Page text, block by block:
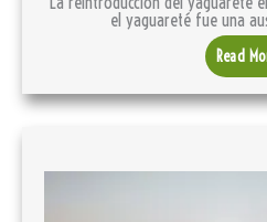
el yaguareté fue una
Read